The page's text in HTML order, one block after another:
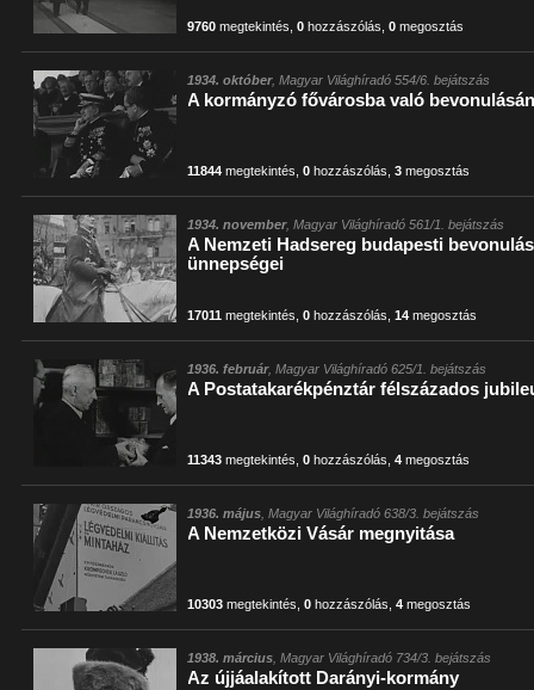
9760 megtekintés ,0 hozzászólás ,0 megosztás
1934. október, Magyar Világhíradó 554/6. bejátszás
A kormányzó fővárosba való
11844 megtekintés ,0 hozzászólás ,3 megosztás
1934. november, Magyar Világhíradó 561/1. bejátszás
A Nemzeti Hadsereg budapesti
ünnepségei
17011 megtekintés ,0 hozzászólás ,14 megosztás
1936. február, Magyar Világhíradó 625/1. bejátszás
A Postatakarékpénztár félszázados
11343 megtekintés ,0 hozzászólás ,4 megosztás
1936. május , Magyar Világhíradó 638/3. bejátszás
A Nemzetközi Vásár megnyitása
10303 megtekintés ,0 hozzászólás ,4 megosztás
1938. március , Magyar Világhíradó 734/3. bejátszás
Az újjáalakított Darányi-kormány